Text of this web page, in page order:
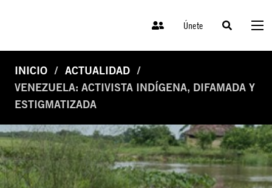
Únete
INICIO
ACTUALIDAD
VENEZUELA: ACTIVISTA INDÍGENA, DIFAMADA Y
ESTIGMATIZADA